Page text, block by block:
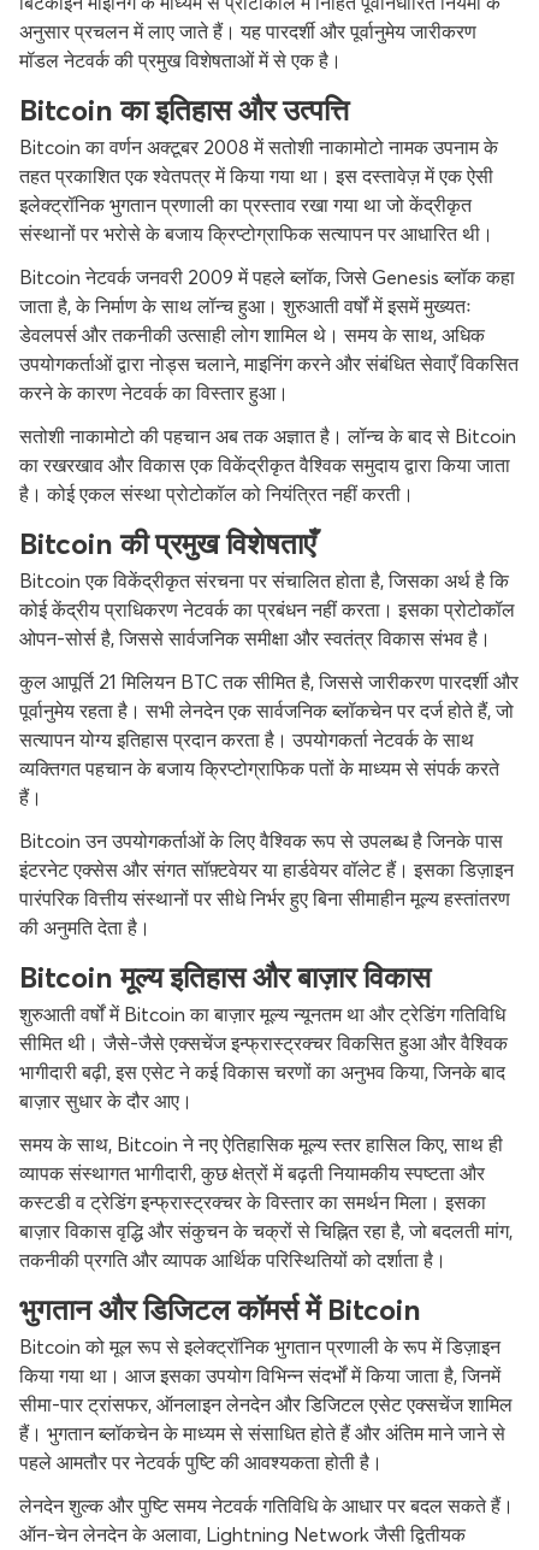
अनुसार प्रचलन में लाए जाते हैं। यह पारदर्शी और पूर्वानुमेय जारीकरण
मॉडल नेटवर्क की प्रमुख विशेषताओं में से एक है।
Bitcoin का इतिहास और उत्पत्ति
Bitcoin का वर्णन अक्टूबर 2008 में सतोशी नाकामोटो नामक उपनाम के
तहत प्रकाशित एक श्वेतपत्र में किया गया था। इस दस्तावेज़ में एक ऐसी
इलेक्ट्रॉनिक भुगतान प्रणाली का प्रस्ताव रखा गया था जो केंद्रीकृत
संस्थानों पर भरोसे के बजाय क्रिप्टोग्राफिक सत्यापन पर आधारित थी।
Bitcoin नेटवर्क जनवरी 2009 में पहले ब्लॉक, जिसे Genesis ब्लॉक कहा
जाता है, के निर्माण के साथ लॉन्च हुआ। शुरुआती वर्षों में इसमें मुख्यतः
डेवलपर्स और तकनीकी उत्साही लोग शामिल थे। समय के साथ, अधिक
उपयोगकर्ताओं द्वारा नोड्स चलाने, माइनिंग करने और संबंधित सेवाएँ विकसित
करने के कारण नेटवर्क का विस्तार हुआ।
सतोशी नाकामोटो की पहचान अब तक अज्ञात है। लॉन्च के बाद से Bitcoin
का रखरखाव और विकास एक विकेंद्रीकृत वैश्विक समुदाय द्वारा किया जाता
है। कोई एकल संस्था प्रोटोकॉल को नियंत्रित नहीं करती।
Bitcoin की प्रमुख विशेषताएँ
Bitcoin एक विकेंद्रीकृत संरचना पर संचालित होता है, जिसका अर्थ है कि
कोई केंद्रीय प्राधिकरण नेटवर्क का प्रबंधन नहीं करता। इसका प्रोटोकॉल
ओपन-सोर्स है, जिससे सार्वजनिक समीक्षा और स्वतंत्र विकास संभव है।
कुल आपूर्ति 21 मिलियन BTC तक सीमित है, जिससे जारीकरण पारदर्शी और
पूर्वानुमेय रहता है। सभी लेनदेन एक सार्वजनिक ब्लॉकचेन पर दर्ज होते हैं, जो
सत्यापन योग्य इतिहास प्रदान करता है। उपयोगकर्ता नेटवर्क के साथ
व्यक्तिगत पहचान के बजाय क्रिप्टोग्राफिक पतों के माध्यम से संपर्क करते
हैं।
Bitcoin उन उपयोगकर्ताओं के लिए वैश्विक रूप से उपलब्ध है जिनके पास
इंटरनेट एक्सेस और संगत सॉफ़्टवेयर या हार्डवेयर वॉलेट हैं। इसका डिज़ाइन
पारंपरिक वित्तीय संस्थानों पर सीधे निर्भर हुए बिना सीमाहीन मूल्य हस्तांतरण
की अनुमति देता है।
Bitcoin मूल्य इतिहास और बाज़ार विकास
शुरुआती वर्षों में Bitcoin का बाज़ार मूल्य न्यूनतम था और ट्रेडिंग गतिविधि
सीमित थी। जैसे-जैसे एक्सचेंज इन्फ्रास्ट्रक्चर विकसित हुआ और वैश्विक
भागीदारी बढ़ी, इस एसेट ने कई विकास चरणों का अनुभव किया, जिनके बाद
बाज़ार सुधार के दौर आए।
समय के साथ, Bitcoin ने नए ऐतिहासिक मूल्य स्तर हासिल किए, साथ ही
व्यापक संस्थागत भागीदारी, कुछ क्षेत्रों में बढ़ती नियामकीय स्पष्टता और
कस्टडी व ट्रेडिंग इन्फ्रास्ट्रक्चर के विस्तार का समर्थन मिला। इसका
बाज़ार विकास वृद्धि और संकुचन के चक्रों से चिह्नित रहा है, जो बदलती मांग,
तकनीकी प्रगति और व्यापक आर्थिक परिस्थितियों को दर्शाता है।
भुगतान और डिजिटल कॉमर्स में Bitcoin
Bitcoin को मूल रूप से इलेक्ट्रॉनिक भुगतान प्रणाली के रूप में डिज़ाइन
किया गया था। आज इसका उपयोग विभिन्न संदर्भों में किया जाता है, जिनमें
सीमा-पार ट्रांसफर, ऑनलाइन लेनदेन और डिजिटल एसेट एक्सचेंज शामिल
हैं। भुगतान ब्लॉकचेन के माध्यम से संसाधित होते हैं और अंतिम माने जाने से
पहले आमतौर पर नेटवर्क पुष्टि की आवश्यकता होती है।
लेनदेन शुल्क और पुष्टि समय नेटवर्क गतिविधि के आधार पर बदल सकते हैं।
ऑन-चेन लेनदेन के अलावा, Lightning Network जैसी द्वितीयक